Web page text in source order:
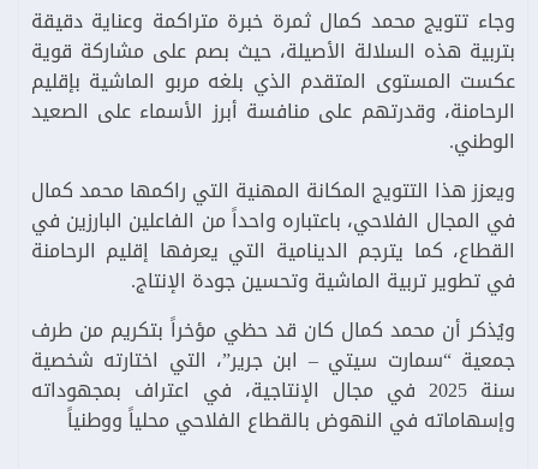
وجاء تتويج محمد كمال ثمرة خبرة متراكمة وعناية دقيقة
بتربية هذه السلالة الأصيلة، حيث بصم على مشاركة قوية
عكست المستوى المتقدم الذي بلغه مربو الماشية بإقليم
الرحامنة، وقدرتهم على منافسة أبرز الأسماء على الصعيد
الوطني.
ويعزز هذا التتويج المكانة المهنية التي راكمها محمد كمال
في المجال الفلاحي، باعتباره واحداً من الفاعلين البارزين في
القطاع، كما يترجم الدينامية التي يعرفها إقليم الرحامنة
في تطوير تربية الماشية وتحسين جودة الإنتاج.
ويُذكر أن محمد كمال كان قد حظي مؤخراً بتكريم من طرف
جمعية “سمارت سيتي – ابن جرير”، التي اختارته شخصية
سنة 2025 في مجال الإنتاجية، في اعتراف بمجهوداته
وإسهاماته في النهوض بالقطاع الفلاحي محلياً ووطنياً